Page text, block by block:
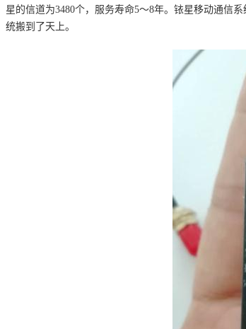
星的信道为3480个，服务寿命5～8年。铱星移动通信
统搬到了天上。